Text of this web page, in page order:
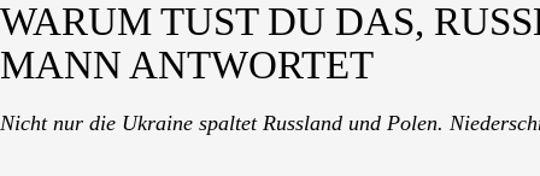
WARUM TUST DU DAS,
MANN ANTWORTET
Nicht nur die Ukraine spaltet Russland und Polen.